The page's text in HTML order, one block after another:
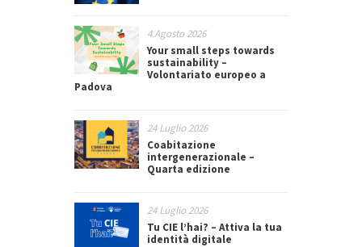
4 Agosto 2026
Your small steps towards
sustainability –
Volontariato europeo a
Padova
24 Luglio 2026
Coabitazione
intergenerazionale –
Quarta edizione
24 Luglio 2026
Tu CIE l’hai? – Attiva la tua
identità digitale